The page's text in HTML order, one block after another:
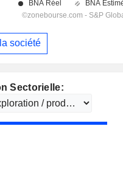
Sectorielle:
société